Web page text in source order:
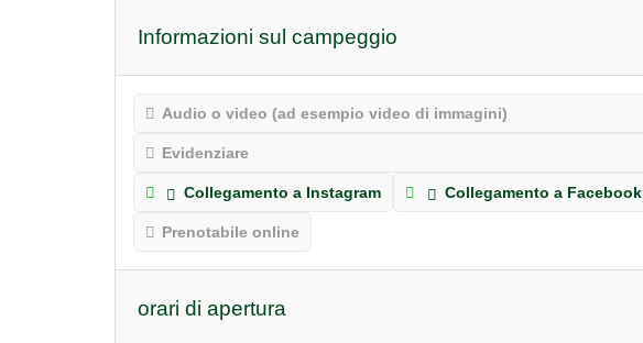
Informazioni sul campeggio
Audio o video (ad esempio video di immagini)
Evidenziare
Collegamento a Instagram Collegamento a Facebook
Prenotabile online
orari di apertura